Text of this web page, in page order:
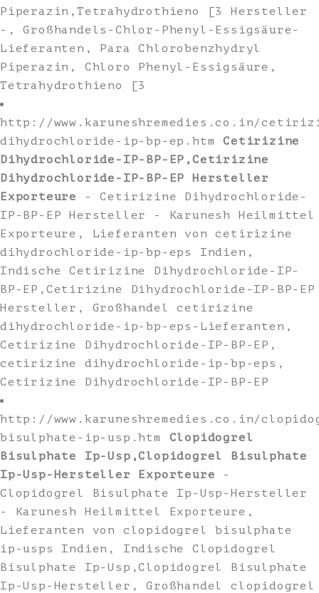
Piperazin,Tetrahydrothieno [3 Hersteller
-, Großhandels-Chlor-Phenyl-Essigsäure-
Lieferanten, Para Chlorobenzhydryl
Piperazin, Chloro Phenyl-Essigsäure,
Tetrahydrothieno [3
http://www.karuneshremedies.co.in/
dihydrochloride-ip-bp-ep.htmCetirizine
Dihydrochloride-IP-BP-EP,Cetirizine
Dihydrochloride-IP-BP-EP Hersteller
Exporteure
- Cetirizine Dihydrochloride-
IP-BP-EP Hersteller - Karunesh Heilmittel
Exporteure, Lieferanten von cetirizine
dihydrochloride-ip-bp-eps Indien,
Indische Cetirizine Dihydrochloride-IP-
BP-EP,Cetirizine Dihydrochloride-IP-BP-EP
Hersteller, Großhandel cetirizine
dihydrochloride-ip-bp-eps-Lieferanten,
Cetirizine Dihydrochloride-IP-BP-EP,
cetirizine dihydrochloride-ip-bp-eps,
Cetirizine Dihydrochloride-IP-BP-EP
http://www.karuneshremedies.co.in/
bisulphate-ip-usp.htm Clopidogrel
Bisulphate Ip-Usp,Clopidogrel Bisulphate
Ip-Usp-Hersteller Exporteure -
Clopidogrel Bisulphate Ip-Usp-Hersteller
- Karunesh Heilmittel Exporteure,
Lieferanten von clopidogrel bisulphate
ip-usps Indien, Indische Clopidogrel
Bisulphate Ip-Usp,Clopidogrel Bisulphate
Ip-Usp-Hersteller, Großhandel clopidogrel